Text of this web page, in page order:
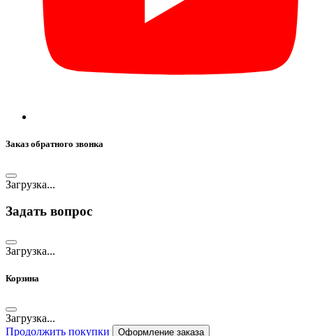
Заказ обратного звонка
Загрузка...
Задать вопрос
Загрузка...
Корзина
Загрузка...
Продолжить покупки
Оформление заказа